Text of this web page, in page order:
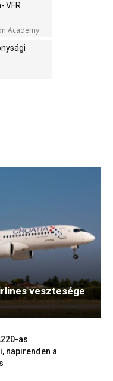
VFR
Academy
vesztesége
as
napirenden a